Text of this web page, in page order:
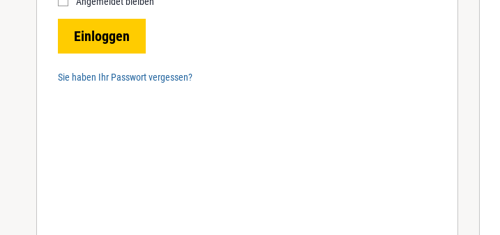
d
Einloggen
Sie haben Ihr Passwort vergessen?